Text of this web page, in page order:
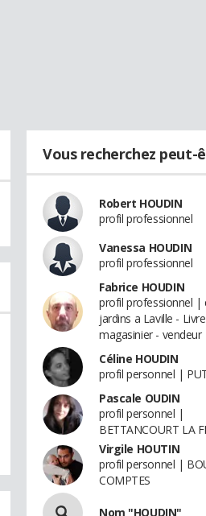
Vous recherchez peut-
Robert HOUDIN
profil professionnel
Vanessa HOUDIN
profil professionnel
Fabrice HOUDIN
profil professionnel |
jardins a Laville -
magasinier - vendeur
Céline HOUDIN
profil personnel |
Pascale OUDIN
profil personnel |
BETTANCOURT LA
Virgile HOUTIN
profil personnel |
COMPTES
Nom "HOUDIN"